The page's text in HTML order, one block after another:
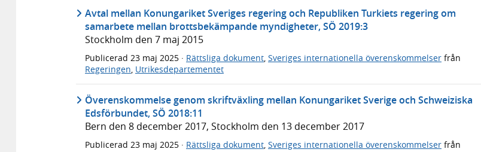
Avtal mellan Konungariket Sveriges regering och Republiken Turkiets regering om
samarbete mellan brottsbekämpande myndigheter, SÖ 2019:3
Stockholm den 7 maj 2015
Publicerad 23 maj 2025 · Rättsliga dokument Sveriges internationella överenskommelser från
Regeringen Utrikesdepartementet
Överenskommelse genom skriftväxling mellan Konungariket Sverige och Schweiziska
Edsförbundet, SÖ 2018:11
Bern den 8 december 2017, Stockholm den 13 december 2017
Publicerad 23 maj 2025 · Rättsliga dokument, Sveriges internationella överenskommelser från